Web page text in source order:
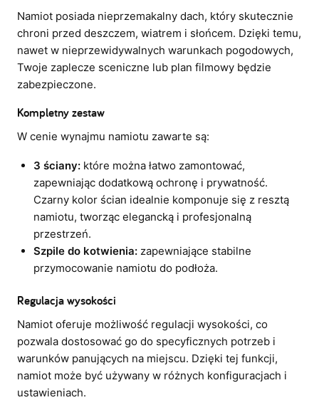
Namiot posiada nieprzemakalny dach, który skutecznie
chroni przed deszczem, wiatrem i słońcem. Dzięki temu,
nawet w nieprzewidywalnych warunkach pogodowych,
Twoje zaplecze sceniczne lub plan filmowy będzie
zabezpieczone.
Kompletny zestaw
W cenie wynajmu namiotu zawarte są:
3 ściany:które można łatwo zamontować,
zapewniając dodatkową ochronę i prywatność.
Czarny kolor ścian idealnie komponuje się z resztą
namiotu, tworząc elegancką i profesjonalną
przestrzeń.
Szpile do kotwienia:zapewniające stabilne
przymocowanie namiotu do podłoża.
Regulacja wysokości
Namiot oferuje możliwość regulacji wysokości, co
pozwala dostosować go do specyficznych potrzeb i
warunków panujących na miejscu. Dzięki tej funkcji,
namiot może być używany w różnych konfiguracjach i
ustawieniach.